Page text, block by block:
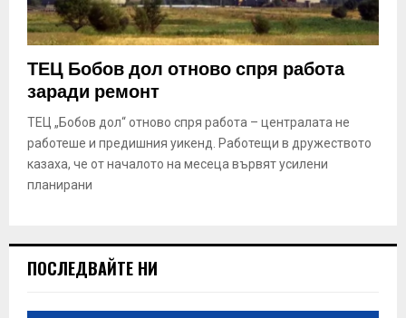
E
N
U
ТЕЦ Бобов дол отново спря работа
заради ремонт
ТЕЦ „Бобов дол“ отново спря работа – централата не
работеше и предишния уикенд. Работещи в дружеството
казаха, че от началото на месеца вървят усилени
планирани
ПОСЛЕДВАЙТЕ НИ